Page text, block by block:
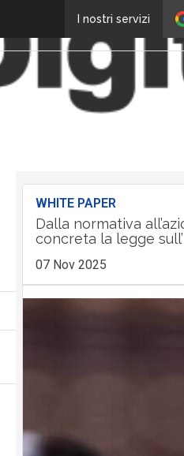
I nostri servizi
WHITE PAPER
Dalla normativa
concreta la legge
07 Nov 2025